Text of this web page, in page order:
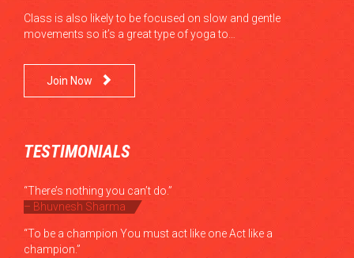
Class is also likely to be focused on slow and gentle
movements so it’s a great type of yoga to…
Join Now 
TESTIMONIALS
“There’s nothing you can’t do.”
– Bhuvnesh Sharma
“To be a champion You must act like one Act like a
champion.”